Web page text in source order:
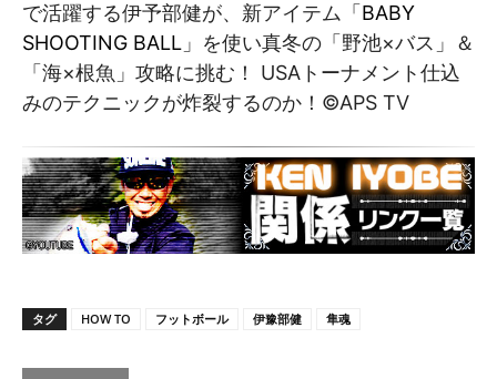
で活躍する伊予部健が、新アイテム「 BABY
SHOOTING BALL 」を使い真冬の「野池×バス」＆
「海×根魚」攻略に挑む！ USAトーナメント仕込
みのテクニックが炸裂するのか！©APS TV
タグ HOW TO フットボール 伊豫部健 隼魂